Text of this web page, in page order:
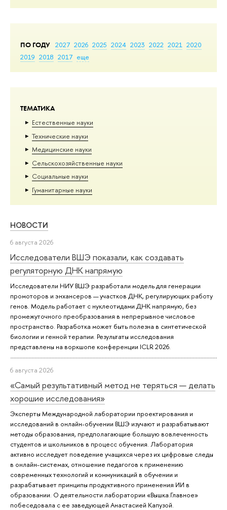
ПО ГОДУ 2027 2026 2025 2024 2023 2022 2021 2020
2019 2018 2017 еще
ТЕМАТИКА
Естественные науки
Тех­ничес­кие науки
Медицинские науки
Сельскохозяйственные науки
Социальные науки
Гуманитарные науки
НОВОСТИ
6 августа 2026
Исследователи ВШЭ показали, как создавать
регуляторную ДНК напрямую
Исследователи НИУ ВШЭ разработали модель для генерации
промоторов и энхансеров — участков ДНК, регулирующих работу
генов. Модель работает с нуклеотидами ДНК напрямую, без
промежуточного преобразования в непрерывное числовое
пространство. Разработка может быть полезна в синтетической
биологии и генной терапии. Результаты исследования
представлены на воркшопе конференции ICLR 2026.
6 августа 2026
«Самый результативный метод не теряться — делать
хорошие исследования»
Эксперты Международной лаборатории проектирования и
исследований в онлайн-обучении ВШЭ изучают и разрабатывают
методы образования, предполагающие большую вовлеченность
студентов и школьников в процесс обучения. Лаборатория
активно исследует поведение учащихся через их цифровые следы
в онлайн-системах, отношение педагогов к применению
современных технологий и коммуникаций в обучении и
разрабатывает принципы продуктивного применения ИИ в
образовании. О деятельности лаборатории «Вышка.Главное»
побеседовала с ее заведующей Анастасией Капузой.